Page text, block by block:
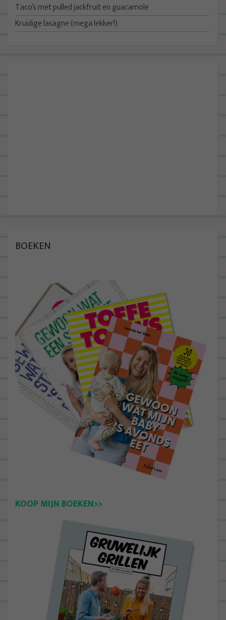
Taco’s met pulled jackfruit en guacamole
Kruidige lasagne (mega lekker!)
BOEKEN
KOOP MIJN BOEKEN>>